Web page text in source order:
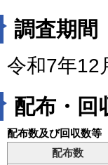
調査期間
令和7年12
配布・回
配布数及び回収数等
配布数